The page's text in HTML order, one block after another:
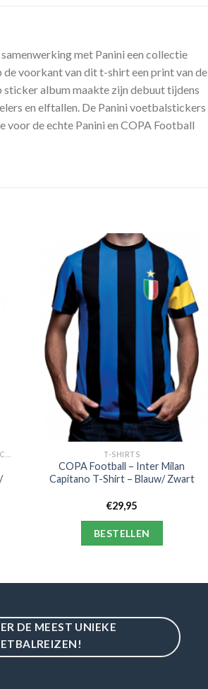
met Panini een collectie
voorkant van dit t-shirt een print van de
album maakte zijn debuut tijdens
en elftallen. De Panini voetbalstickers
voor de echte Panini en COPA Football
T-SHIRTS
COPA Football – Inter Milan
Capitano T-Shirt – Blauw/ Zwart
€29,95
BESTELLEN
DE MEEST UNIEKE